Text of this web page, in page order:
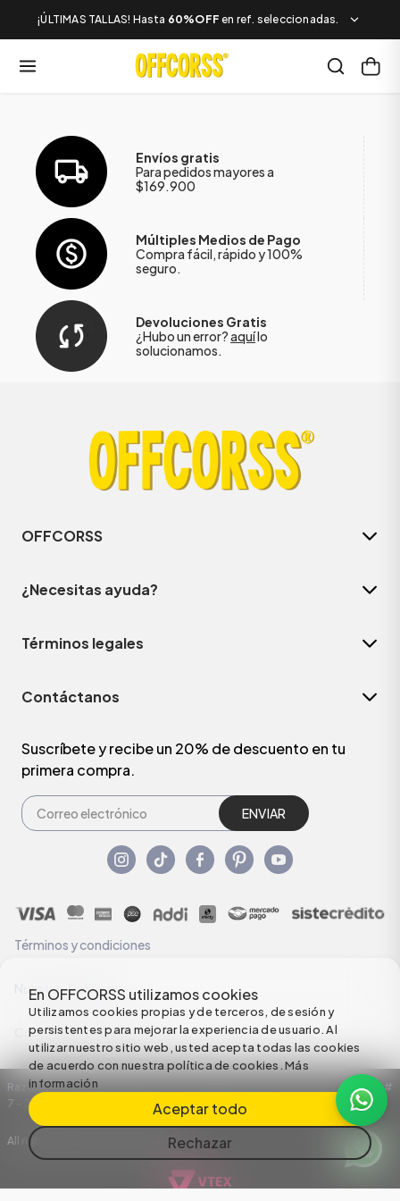
¡ÚLTIMAS TALLAS! Hasta 60%OFF en ref. seleccionadas.
En OFFCORSS utilizamos cookies
Utilizamos cookies propias y de terceros, de sesión y
persistentes para mejorar la experiencia de usuario. Al
utilizar nuestro sitio web, usted acepta todas las cookies
de acuerdo con nuestra política de cookies.Más
información
Aceptar todo
Rechazar
Envíos gratis
Para pedidos mayores a
$169.900
Múltiples Medios de Pago
Compra fácil, rápido y 100%
seguro.
Devoluciones Gratis
¿Hubo un error?aquílo
solucionamos.
OFFCORSS
¿Necesitas ayuda?
Términos legales
Contáctanos
Suscríbete y recibe un 20% de descuento en tu
primera compra.
ENVIAR
Términos y condiciones
Nuestras Políticas
Configuración de Cookies
Razón Social: C.I HERMECO S.A. NIT: 890924167-6 Dirección: Carrera 50 #
7 – 35
All rights reserved empowered by